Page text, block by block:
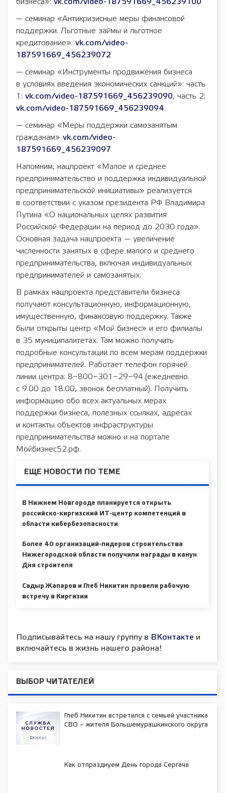
бизнеса»: vk.com/video-187591669_456239100
— семинар «Антикризисные меры финансовой
поддержки. Льготные займы и льготное
кредитование»: vk.com/video-
187591669_456239072
— семинар «Инструменты продвижения бизнеса
в условиях введения экономических санкций»: часть
1: vk.com/video-187591669_456239090, часть 2:
vk.com/video-187591669_456239094
— семинар «Меры поддержки самозанятым
гражданам» vk.com/video-
187591669_456239097
Напомним, нацпроект «Малое и среднее
предпринимательство и поддержка индивидуальной
предпринимательской инициативы» реализуется
в соответствии с указом президента РФ Владимира
Путина «О национальных целях развития
Российской Федерации на период до 2030 года».
Основная задача нацпроекта — увеличение
численности занятых в сфере малого и среднего
предпринимательства, включая индивидуальных
предпринимателей и самозанятых.
В рамках нацпроекта представители бизнеса
получают консультационную, информационную,
имущественную, финансовую поддержку. Также
были открыты центр «Мой бизнес» и его филиалы
в 35 муниципалитетах. Там можно получить
подробные консультации по всем мерам поддержки
предпринимателей. Работает телефон горячей
линии центра: 8−800−301−29−94 (ежедневно
с 9.00 до 18.00, звонок бесплатный). Получить
информацию обо всех актуальных мерах
поддержки бизнеса, полезных ссылках, адресах
и контакты объектов инфраструктуры
предпринимательства можно и на портале
Мойбизнес52.рф.
ЕЩЕ НОВОСТИ ПО ТЕМЕ
В Нижнем Новгороде планируется открыть
российско-киргизский ИТ-центр компетенций в
области кибербезопасности
Более 40 организаций-лидеров строительства
Нижегородской области получили награды в канун
Дня строителя
Садыр Жапаров и Глеб Никитин провели рабочую
встречу в Киргизии
Подписывайтесь на нашу группу в ВКонтакте и
включайтесь в жизнь нашего района!
ВЫБОР ЧИТАТЕЛЕЙ
Глеб Никитин встретился с семьей участника
СВО – жителя Большемурашкинского округа
Как отпразднуем День города Сергача